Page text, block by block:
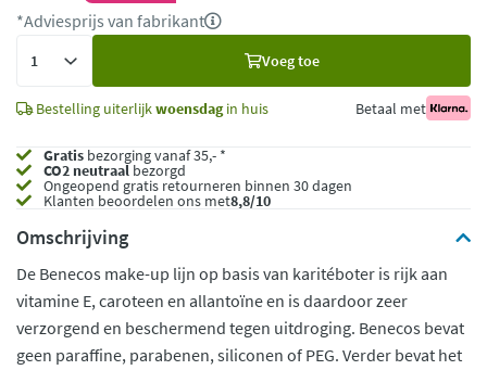
*Adviesprijs van fabrikant
Voeg toe
Bestelling uiterlijkwoensdagin huis Betaal met
Gratis bezorging vanaf 35,- *
CO2 neutraalbezorgd
Ongeopend gratis retourneren binnen 30 dagen
Klanten beoordelen ons met8,8/10
Omschrijving
De Benecos make-up lijn op basis van karitéboter is rijk aan
vitamine E, caroteen en allantoïne en is daardoor zeer
verzorgend en beschermend tegen uitdroging. Benecos bevat
geen paraffine, parabenen, siliconen of PEG. Verder bevat het